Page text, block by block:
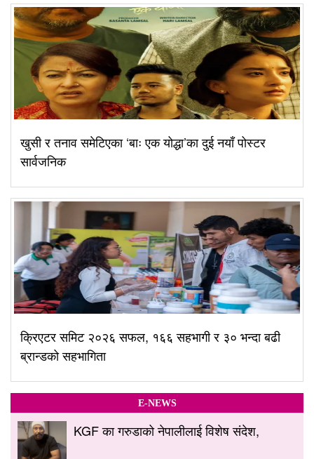
खुसी र तनाव समेटिएका ‘बाः एक योद्धा’का दुई नयाँ पोस्टर
सार्वजनिक
क्रिएटर समिट २०२६ सफल, १६६ सहभागी र ३० भन्दा बढी
ब्रान्डको सहभागिता
E-NEWS
KGF का गरुडाको नेपालीलाई विशेष संदेश,